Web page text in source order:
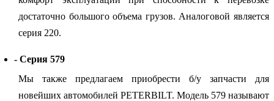
достаточно большого объема грузов. Аналоговой является
серия 220.
- Серия 579
Мы также предлагаем приобрести б/у запчасти для
новейших автомобилей PETERBILT. Модель 579 называют